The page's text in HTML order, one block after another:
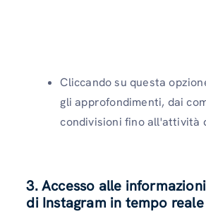
Cliccando su questa
gli approfondimenti, dai
condivisioni fino all'attività
3. Accesso alle
di Instagram in tempo reale